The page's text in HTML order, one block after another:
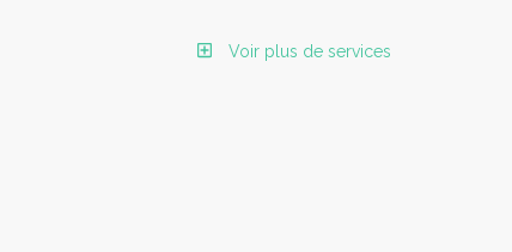
Voir plus de services